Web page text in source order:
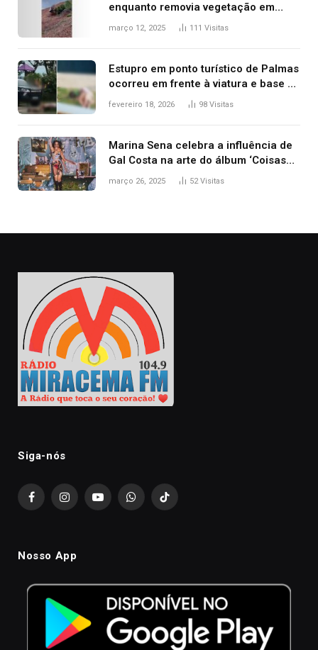
enquanto removia vegetação em
ribanceira de rodovia
março 12, 2025 111 Visitas
Estupro em ponto turístico de Palmas
ocorreu em frente à viatura e base de
segurança; polícia investiga
fevereiro 18, 2026 98 Visitas
Marina Sena celebra a influência de
Gal Costa na arte do álbum ‘Coisas
naturais’
março 26, 2025 52Visitas
Siga-nós
FacebookInstagramYouTubeWhatsAppTikTok
Nosso App